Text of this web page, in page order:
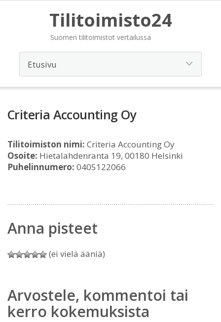
Tilitoimisto24
Suomen tilitoimistot vertailussa
Criteria Accounting Oy
Tilitoimiston nimi: Criteria Accounting Oy
Osoite: Hietalahdenranta 19, 00180 Helsinki
Puhelinnumero: 0405122066
Anna pisteet
(ei vielä ääniä)
Arvostele, kommentoi tai
kerro kokemuksista